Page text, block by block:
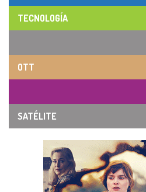
TECNOLOGÍA
OTT
SATÉLITE